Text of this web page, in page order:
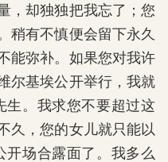
，却独独把我忘了；您
稍有不慎便会留下永久
能弥补。如果您对我许
尔基埃公开举行，我就
生。我求您不要超过这
久，您的女儿就只能以
开场合露面了。我多么